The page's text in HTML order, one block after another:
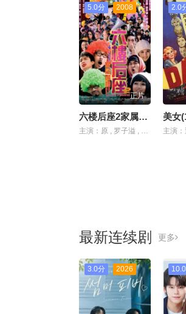
5.0分 2008
正片
六楼后座2家属谢礼
主演：原 , 罗子溢 , 江若琳 , 陆永 , 郑诗君 , 曾志伟 , 林嘉欣 , 卢巧音 , 周俊伟
2.0
美女
最新连续剧 更多
3.0分 2026